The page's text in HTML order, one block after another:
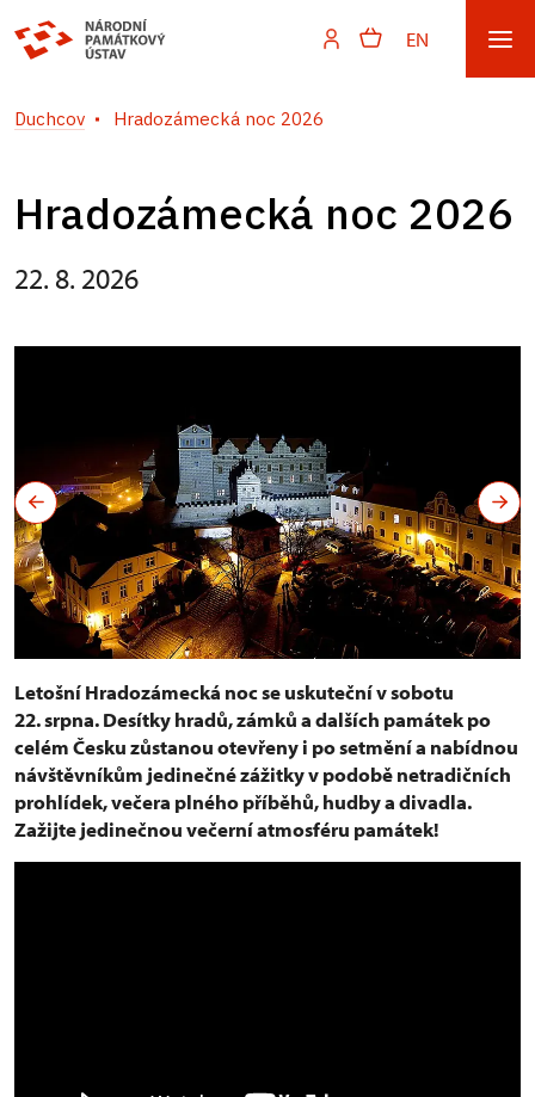
EN
Duchcov Hradozámecká noc 2026
Hradozámecká noc 2026
22. 8. 2026
Letošní Hradozámecká noc se uskuteční v sobotu
22. srpna. Desítky hradů, zámků a dalších památek po
celém Česku zůstanou otevřeny i po setmění a nabídnou
návštěvníkům jedinečné zážitky v podobě netradičních
prohlídek, večera plného příběhů, hudby a divadla.
Zažijte jedinečnou večerní atmosféru památek!